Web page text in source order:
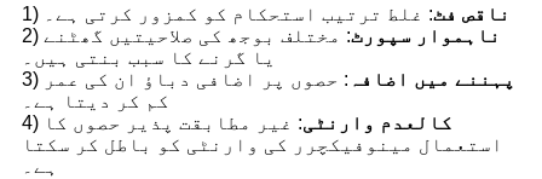
1) ناقص فٹ: غلط ترتیب استحکام کو کمزور کرتی ہے۔
2)
ناہموار سپورٹ: مختلف بوجھ کی صلاحیتیں گھٹنے
یا گرنے کا سبب بنتی ہیں۔
3)
پہننے میں اضافہ : حصوں پر اضافی دباؤ ان کی عمر
کم کر دیتا ہے۔
4)
کالعدم وارنٹی: غیر مطابقت پذیر حصوں کا
استعمال مینوفیکچرر کی وارنٹی کو باطل کر سکتا
ہے۔